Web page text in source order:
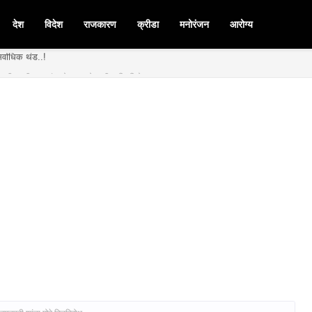
देश विदेश राजकारण क्रीडा मनोरंजन आरोग्य
माजी आ. चंद्रशेखर घुले पाटील बिनविरोध